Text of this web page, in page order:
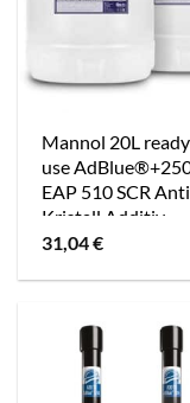
Mannol 20L
use
EAP 510 SCR
Kristall Additiv
[Hersteller-Nr.
31,04€